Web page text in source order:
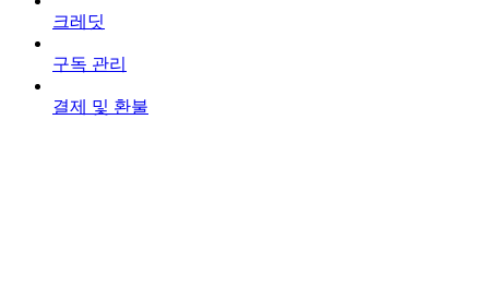
크레딧
구독 관리
결제 및 환불